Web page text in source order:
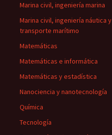
Marina civil, ingeniería marina
Marina civil, ingeniería náutica y
transporte marítimo
Matemáticas
Matemáticas e informática
Matemáticas y estadística
Nanociencia y nanotecnología
Química
Tecnología